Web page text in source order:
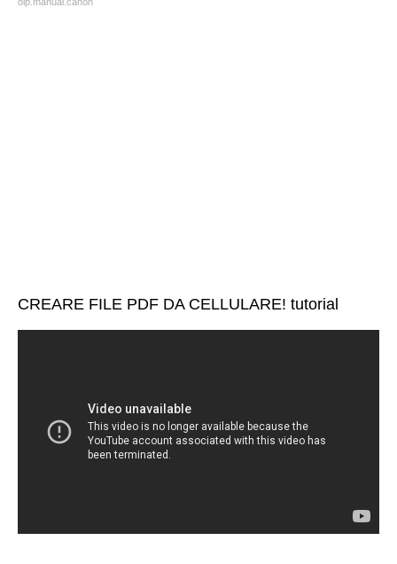
CREARE FILE PDF DA CELLULARE! tutorial